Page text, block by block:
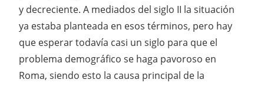
y decreciente. A mediados del siglo II la situación
ya estaba planteada en esos términos, pero hay
que esperar todavía casi un siglo para que el
problema demográfico se haga pavoroso en
Roma, siendo esto la causa principal de la